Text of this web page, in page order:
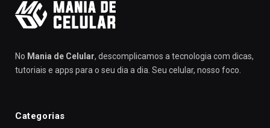
No Mania de Celular, descomplicamos a tecnologia com dicas,
tutoriais e apps para o seu dia a dia. Seu celular, nosso foco.
Categorias